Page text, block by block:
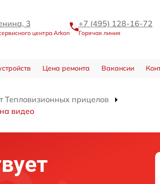
3
центра Arkon
+7 (495) 128-16-72
Горячая линия
Цена ремонта Вакансии
Тепловизионных прицелов
видео